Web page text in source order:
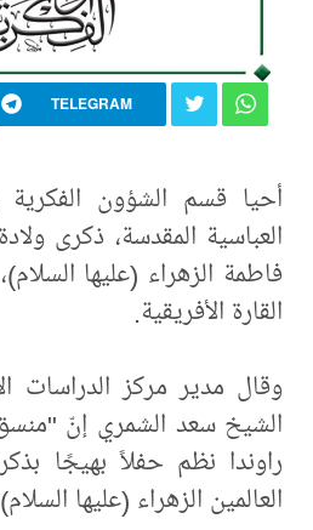
TELEGRAM
أحيا قسم الشؤون الفكرية
العباسية المقدسة، ذكرى
فاطمة الزهراء (عليها
القارة الأفريقية.
وقال مدير مركز الدراسات
الشيخ سعد الشمري إنّ
راوندا نظم حفلاً بهيجًا
العالمين الزهراء (عليها